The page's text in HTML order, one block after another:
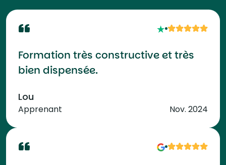
Formation très constructive et très
bien dispensée.
Lou
Apprenant Nov. 2024